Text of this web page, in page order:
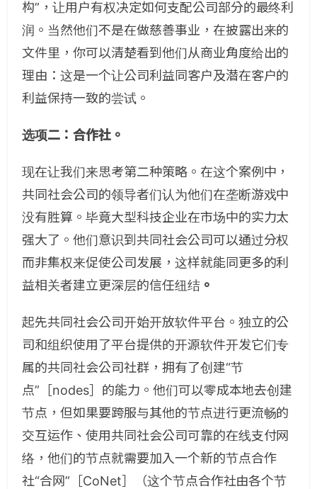
构”，让用户有权决定如何支配公司部分的最终利
润。当然他们不是在做慈善事业，在披露出来的
文件里，你可以清楚看到他们从商业角度给出的
理由：这是一个让公司利益同客户及潜在客户的
利益保持一致的尝试。
选项二：合作社。
现在让我们来思考第二种策略。在这个案例中，
共同社会公司的领导者们认为他们在垄断游戏中
没有胜算。毕竟大型科技企业在市场中的实力太
强大了。他们意识到共同社会公司可以通过分权
而非集权来促使公司发展，这样就能同更多的利
益相关者建立更深层的信任纽结。
起先共同社会公司开始开放软件平台。独立的公
司和组织使用了平台提供的开源软件开发它们专
属的共同社会公司社群，拥有了创建“节
点”［nodes］的能力。他们可以零成本地去创建
节点，但如果要跨服与其他的节点进行更流畅的
交互运作、使用共同社会公司可靠的在线支付网
络，他们的节点就需要加入一个新的节点合作
社“合网”［CoNet］（这个节点合作社由各个节